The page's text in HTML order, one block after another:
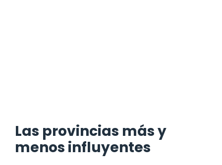
Las provincias más y
menos influyentes